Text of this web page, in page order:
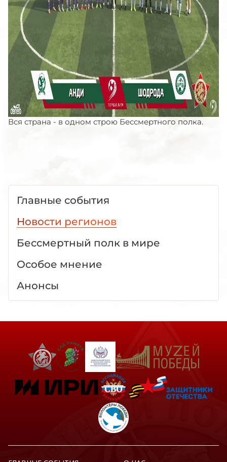
Вся страна - в одном строю Бессмертного полка.
Главные события
Новости регионов
Бессмертный полк в мире
Особое мнение
Анонсы